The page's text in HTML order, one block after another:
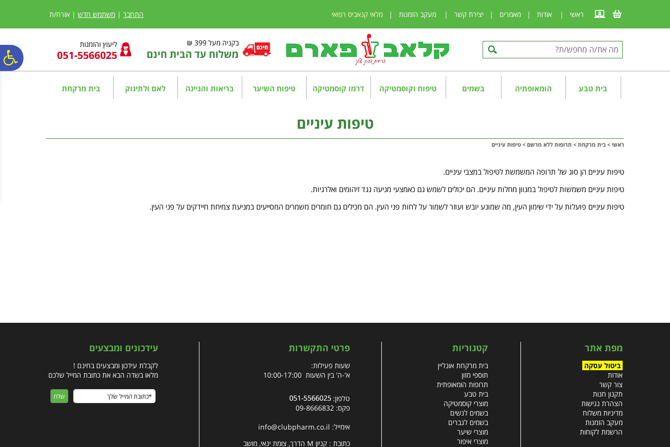
נגישות
אתר
המרכזי
ראשי | אודות | מאמרים | יצירת קשר | מעקב הזמנות | מלאי קנאביס רפואי התחבר | משתמש חדש | אורח/ת
בקניה מעל 399 ₪
משלוח עד הבית חינם
ליעוץ והזמנות
בית טבע הומאופתיה בשמים טיפוח וקוסמטיקה דרמו קוסמטיקה טיפוח השיער בריאות והגיינה לאם ולתינוק בית מרקחת
טיפות עיניים
ראשי > בית מרקחת > תרופות ללא מרשם > טיפות עיניים
טיפות עיניים הן סוג של תרופה המשמשת לטיפול במצבי עיניים.
טיפות עיניים משמשות לטיפול במגוון מחלות עיניים. הם יכולים לשמש גם כאמצעי מניעה נגד זיהומים ואלרגיות.
טיפות עיניים פועלות על ידי שימון העין, מה שמונע יובש ועוזר לשמור על לחות פני העין. הם מכילים גם חומרים משמרים המסייעים במניעת צמיחת חיידקים על פני העין.
מפת אתר
ביטול עסקה
אודות
צור קשר
תקנון חנות
הצהרת נגישות
מדיניות משלוח
מעקב הזמנות
הרשמת לקוחות
קטגוריות
בית מרקחת אונליין
תוספי מזון
תרופות הומאופתית
בית טבע
מוצרי קוסמטיקה
בשמים לנשים
בשמים לגברים
מוצרי שיער
מוצרי איפור
פרטי התקשרות
שעות פעילות:
א'-ה' בין השעות 10:00-17:00
טלפון:
פקס: 09-8666832
אימייל: info@clubpharm.co.il
כתובת : קניון M הדרך, צומת ינאי, מושב
עידכונים ומבצעים
לקבלת עידכון ומבצעים בחינם !
מלאו בשדה הבא את כתובת המייל שלכם